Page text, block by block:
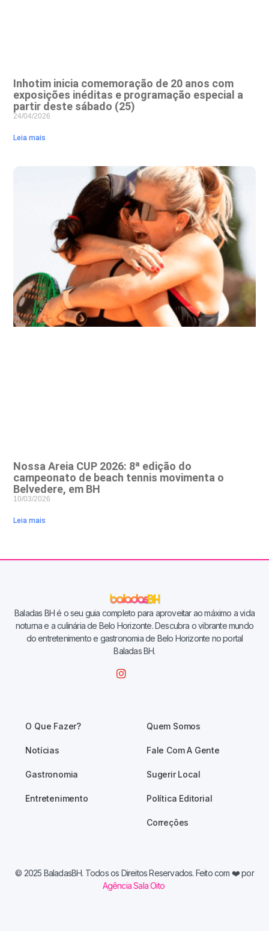
Inhotim inicia comemoração de 20 anos com
exposições inéditas e programação especial a
partir deste sábado (25)
24/04/2026
Leia mais
Nossa Areia CUP 2026: 8ª edição do
campeonato de beach tennis movimenta o
Belvedere, em BH
10/03/2026
Leia mais
Baladas BH é o seu guia completo para aproveitar ao máximo a vida
noturna e a culinária de Belo Horizonte. Descubra o vibrante mundo
do entretenimento e gastronomia de Belo Horizonte no portal
Baladas BH.
O Que Fazer?
Notícias
Gastronomia
Entretenimento
Quem Somos
Fale Com A Gente
Sugerir Local
Política Editorial
Correções
© 2025 BaladasBH. Todos os Direitos Reservados. Feito com ❤️ por
Agência Sala Oito